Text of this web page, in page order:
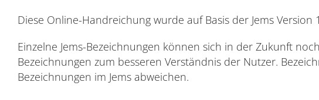
Diese Online-Handreichung wurde auf Basis der Jems Version
Einzelne Jems-Bezeichnungen können sich in der Zukunft
Bezeichnungen zum besseren Verständnis der Nutzer.
Bezeichnungen im Jems abweichen.